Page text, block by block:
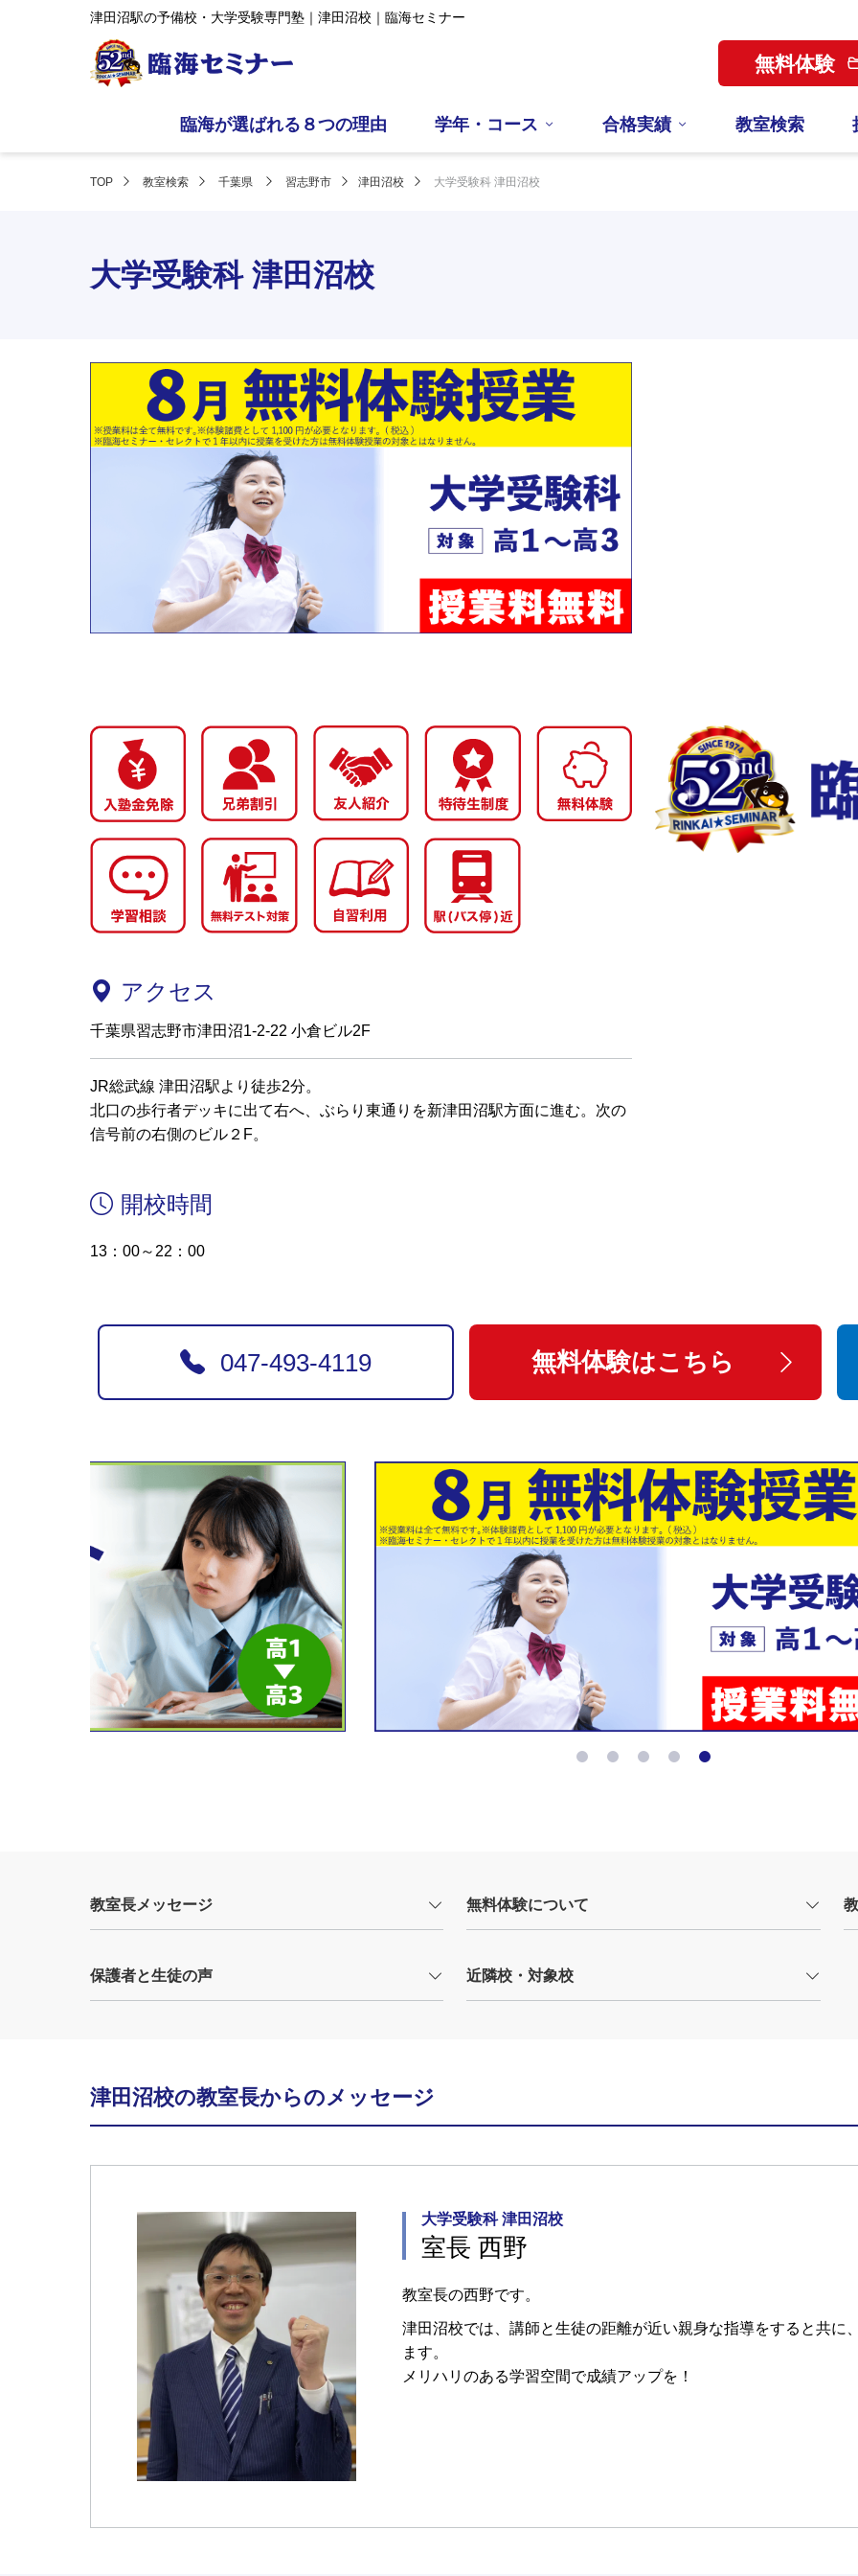
津田沼駅の予備校・大学受験専門塾｜津田沼校｜臨海セミナー
無料体験
臨海が選ばれる８つの理由 学年・コース 合格実績 教室検索
TOP 教室検索 千葉県 習志野市 津田沼校 大学受験科 津田沼校
大学受験科 津田沼校
アクセス
千葉県習志野市津田沼1-2-22 小倉ビル2F
JR総武線 津田沼駅より徒歩2分。
北口の歩行者デッキに出て右へ、ぶらり東通りを新津田沼駅方面に進む。次の
信号前の右側のビル２F。
開校時間
13：00～22：00
047-493-4119 無料体験はこちら
教室長メッセージ 無料体験について
保護者と生徒の声 近隣校・対象校
津田沼校の教室長からのメッセージ
大学受験科 津田沼校
室長 西野
教室長の西野です。
津田沼校では、講師と生徒の距離が近い親身な指導をすると共に
ます。
メリハリのある学習空間で成績アップを！